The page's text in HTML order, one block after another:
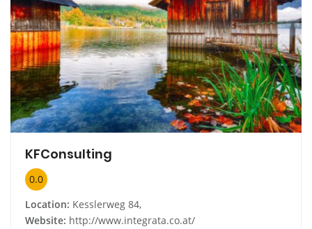
KFConsulting
0.0
Location: Kesslerweg 84,
Website: http://www.integrata.co.at/